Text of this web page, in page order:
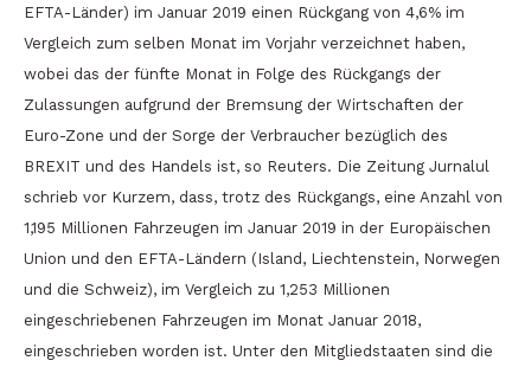
EFTA-Länder) im Januar 2019 einen Rückgang von 4,6% im
Vergleich zum selben Monat im Vorjahr verzeichnet haben,
wobei das der fünfte Monat in Folge des Rückgangs der
Zulassungen aufgrund der Bremsung der Wirtschaften der
Euro-Zone und der Sorge der Verbraucher bezüglich des
BREXIT und des Handels ist, so Reuters. Die Zeitung Jurnalul
schrieb vor Kurzem, dass, trotz des Rückgangs, eine Anzahl von
1,195 Millionen Fahrzeugen im Januar 2019 in der Europäischen
Union und den EFTA-Ländern (Island, Liechtenstein, Norwegen
und die Schweiz), im Vergleich zu 1,253 Millionen
eingeschriebenen Fahrzeugen im Monat Januar 2018,
eingeschrieben worden ist. Unter den Mitgliedstaaten sind die